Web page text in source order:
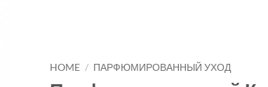
HOME / ПАРФЮМИРОВАННЫЙ УХОД